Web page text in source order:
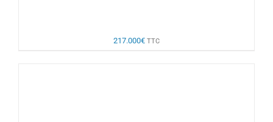
217.000€ TTC